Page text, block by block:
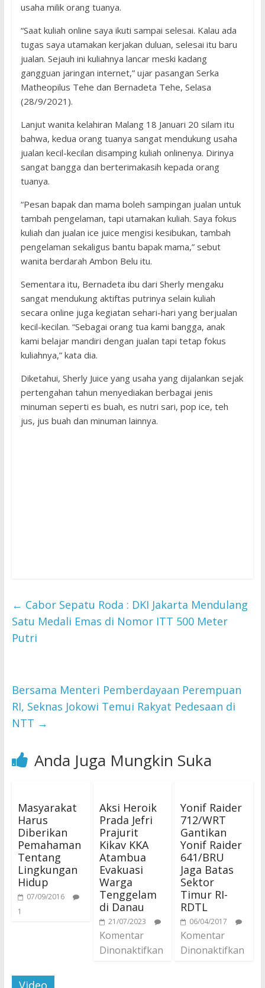
usaha milik orang tuanya.
“Saat kuliah online saya ikuti sampai selesai. Kalau ada
tugas saya utamakan kerjakan duluan, selesai itu baru
jualan. Sejauh ini kuliahnya lancar meski kadang
gangguan jaringan internet,” ujar pasangan Serka
Matheopilus Tehe dan Bernadeta Tehe, Selasa
(28/9/2021).
Lanjut wanita kelahiran Malang 18 Januari 20 silam itu
bahwa, kedua orang tuanya sangat mendukung usaha
jualan kecil-kecilan disamping kuliah onlinenya. Dirinya
sangat bangga dan berterimakasih kepada orang
tuanya.
“Pesan bapak dan mama boleh sampingan jualan untuk
tambah pengelaman, tapi utamakan kuliah. Saya fokus
kuliah dan jualan ice juice mengisi kesibukan, tambah
pengelaman sekaligus bantu bapak mama,” sebut
wanita berdarah Ambon Belu itu.
Sementara itu, Bernadeta ibu dari Sherly mengaku
sangat mendukung aktiftas putrinya selain kuliah
secara online juga kegiatan sehari-hari yang berjualan
kecil-kecilan. “Sebagai orang tua kami bangga, anak
kami belajar mandiri dengan jualan tapi tetap fokus
kuliahnya,” kata dia.
Diketahui, Sherly Juice yang usaha yang dijalankan sejak
pertengahan tahun menyediakan berbagai jenis
minuman seperti es buah, es nutri sari, pop ice, teh
jus, jus buah dan minuman lainnya.
← Cabor Sepatu Roda : DKI Jakarta Mendulang
Satu Medali Emas di Nomor ITT 500 Meter
Putri
Bersama Menteri Pemberdayaan Perempuan
RI, Seknas Jokowi Temui Rakyat Pedesaan di
NTT →
Anda Juga Mungkin Suka
Masyarakat
Harus
Diberikan
Pemahaman
Tentang
Lingkungan
Hidup
07/09/2016
1
Aksi Heroik
Prada Jefri
Prajurit
Kikav KKA
Atambua
Evakuasi
Warga
Tenggelam
di Danau
21/07/2023
Komentar
Dinonaktifkan
Yonif Raider
712/WRT
Gantikan
Yonif Raider
641/BRU
Jaga Batas
Sektor
Timur RI-
RDTL
06/04/2017
Komentar
Dinonaktifkan
Video